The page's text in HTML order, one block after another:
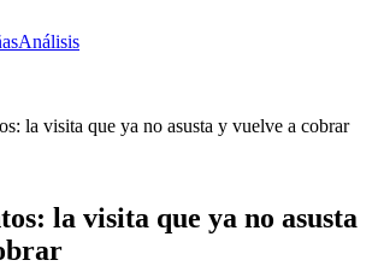
Análisis
la visita que ya no asusta y vuelve a cobrar
la visita que ya no asusta